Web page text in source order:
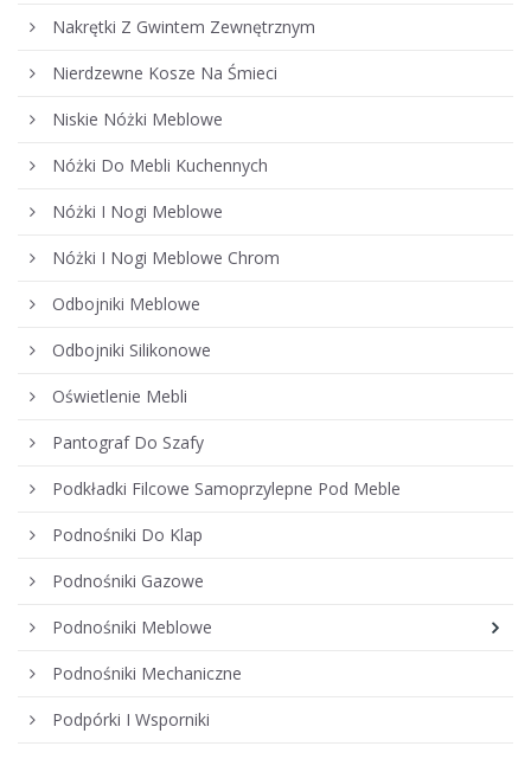
Nakrętki Z Gwintem Zewnętrznym
Nierdzewne Kosze Na Śmieci
Niskie Nóżki Meblowe
Nóżki Do Mebli Kuchennych
Nóżki I Nogi Meblowe
Nóżki I Nogi Meblowe Chrom
Odbojniki Meblowe
Odbojniki Silikonowe
Oświetlenie Mebli
Pantograf Do Szafy
Podkładki Filcowe Samoprzylepne Pod Meble
Podnośniki Do Klap
Podnośniki Gazowe
Podnośniki Meblowe
Podnośniki Mechaniczne
Podpórki I Wsporniki